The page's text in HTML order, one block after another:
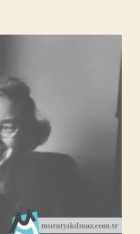
–